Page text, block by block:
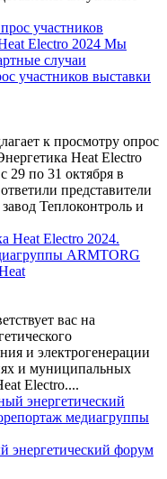
участников выставки
к просмотру опрос
Heat Electro
29 по 31 октября в
представители
Теплоконтроль и
вас на
и электрогенерации
и муниципальных
Electro....
энергетический форум